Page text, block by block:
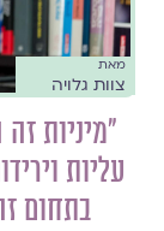
מאת
צוות גלויה
״מיניות
עליות
בתחום